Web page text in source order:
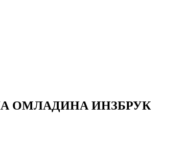
ОМЛАДИНА ИНЗБРУК